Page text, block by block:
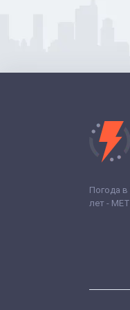
Погода
лет -